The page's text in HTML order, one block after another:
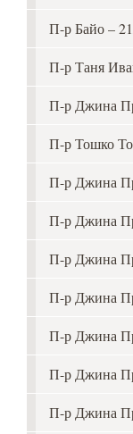
П-р Байо –
П-р Таня
П-р Джина
П-р Тошко
П-р Джина
П-р Джина
П-р Джина
П-р Джина
П-р Джина
П-р Джина
П-р Джина